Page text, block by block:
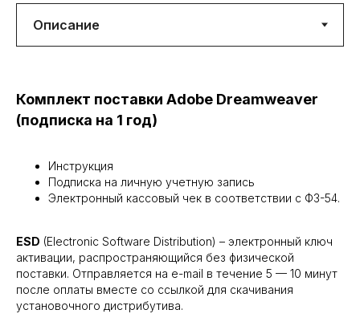
Комплект поставки Adobe Dreamweaver
(подписка на 1 год)
Инструкция
Подписка на личную учетную запись
Электронный кассовый чек в соответствии с ФЗ-54.
ESD (Electronic Software Distribution) – электронный ключ
активации, распространяющийся без физической
поставки. Отправляется на e-mail в течение 5 — 10 минут
после оплаты вместе со ссылкой для скачивания
установочного дистрибутива.